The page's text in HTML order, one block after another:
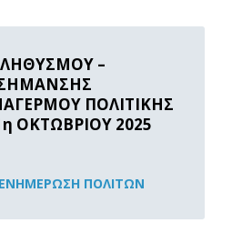
–
ΠΟΛΙΤΙΚΗΣ
ΟΚΤΩΒΡΙΟΥ 2025
ΕΝΗΜΈΡΩΣΗ ΠΟΛΙΤΏΝ